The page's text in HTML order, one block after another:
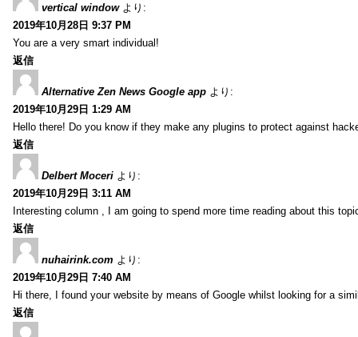
vertical window より:
2019年10月28日 9:37 PM
You are a very smart individual!
返信
Alternative Zen News Google app より:
2019年10月29日 1:29 AM
Hello there! Do you know if they make any plugins to protect against
返信
Delbert Moceri より:
2019年10月29日 3:11 AM
Interesting column , I am going to spend more time reading about this
返信
nuhairink.com より:
2019年10月29日 7:40 AM
Hi there, I found your website by means of Google whilst looking for a
返信